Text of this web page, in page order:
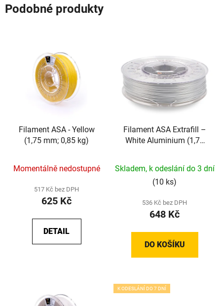
Podobné produkty
Filament ASA - Yellow
(1,75 mm; 0,85 kg)
Momentálně nedostupné
517 Kč bez DPH
625 Kč
DETAIL
Filament ASA Extrafill –
White Aluminium (1,75
Skladem, k odeslání do 3 dní
(10 ks)
536 Kč bez DPH
648 Kč
DO KOŠÍKU
K ODESLÁNÍ DO 7 DNÍ